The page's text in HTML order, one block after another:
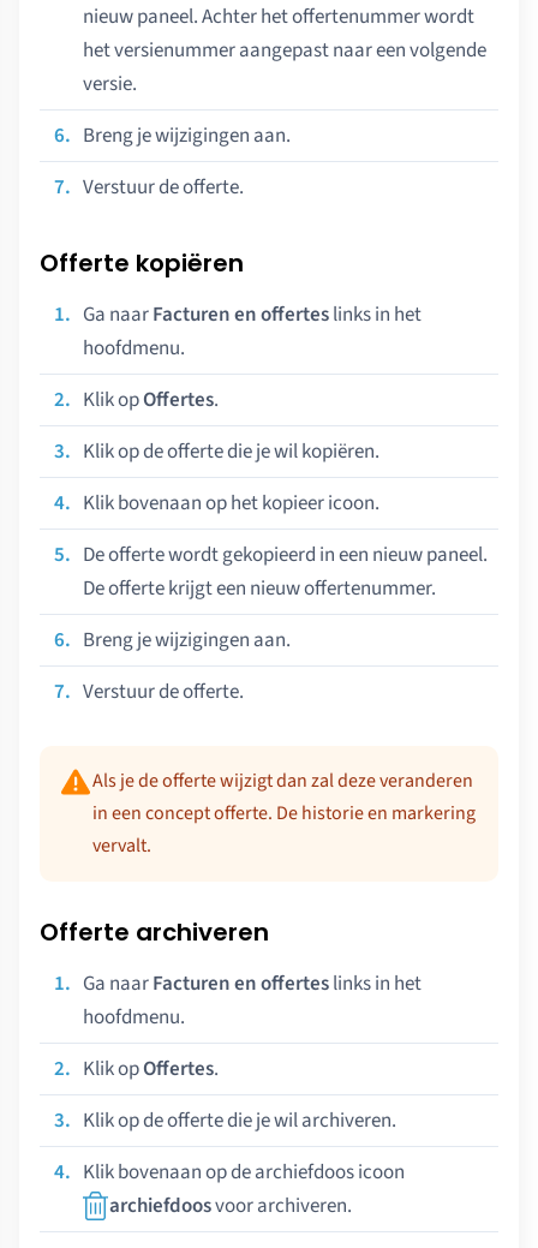
nieuw paneel. Achter het offertenummer wordt
het versienummer aangepast naar een volgende
versie.
Breng je wijzigingen aan.
Verstuur de offerte.
Offerte kopiëren
Ga naarFacturen en offerteslinks in het
hoofdmenu.
Klik opOffertes.
Klik op de offerte die je wil kopiëren.
Klik bovenaan op het kopieer icoon.
De offerte wordt gekopieerd in een nieuw paneel.
De offerte krijgt een nieuw offertenummer.
Breng je wijzigingen aan.
Verstuur de offerte.
Als je de offerte wijzigt dan zal deze veranderen
in een concept offerte. De historie en markering
vervalt.
Offerte archiveren
Ga naarFacturen en offerteslinks in het
hoofdmenu.
Klik opOffertes.
Klik op de offerte die je wil archiveren.
Klik bovenaan op de archiefdoos icoon
archiefdoosvoor archiveren.